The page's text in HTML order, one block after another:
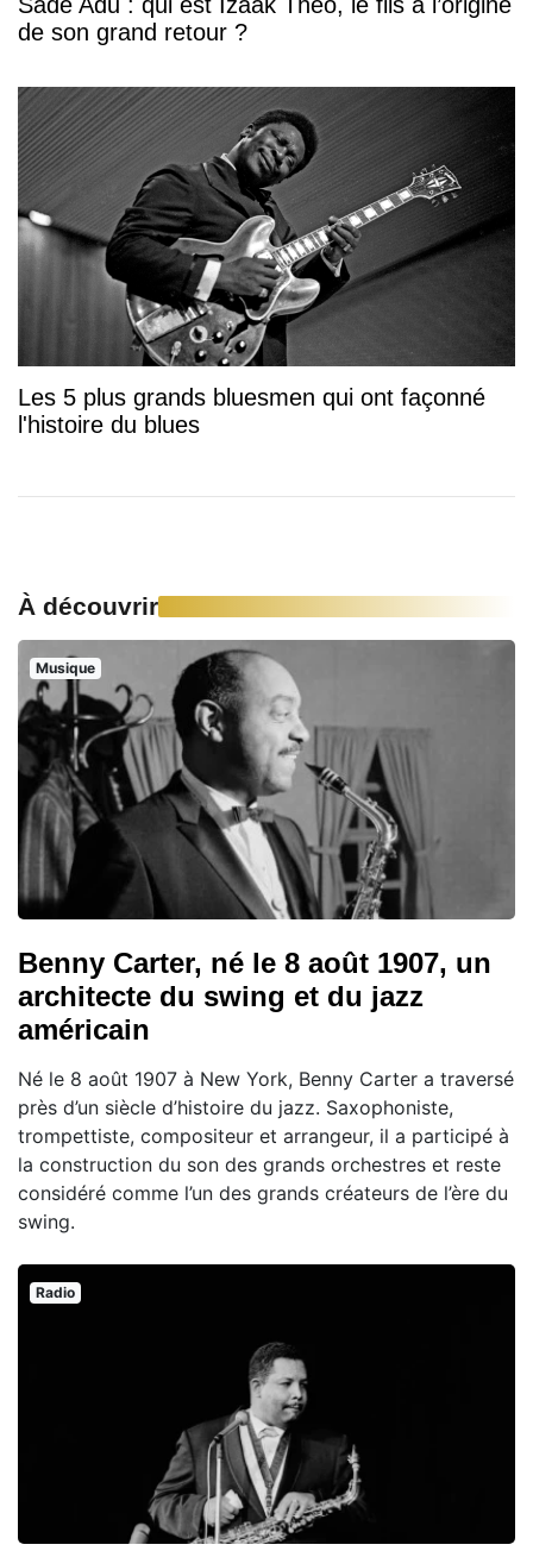
de son grand retour ?
Les 5 plus grands bluesmen qui ont façonné
l'histoire du blues
À découvrir
Musique
Benny Carter, né le 8 août 1907, un
architecte du swing et du jazz
américain
Né le 8 août 1907 à New York, Benny Carter a traversé
près d’un siècle d’histoire du jazz. Saxophoniste,
trompettiste, compositeur et arrangeur, il a participé à
la construction du son des grands orchestres et reste
considéré comme l’un des grands créateurs de l’ère du
swing.
Radio